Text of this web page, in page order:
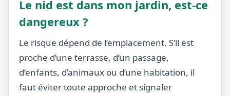
Le nid est dans mon jardin, est-ce
dangereux ?
Le risque dépend de l’emplacement. S’il est
proche d’une terrasse, d’un passage,
d’enfants, d’animaux ou d’une habitation, il
faut éviter toute approche et signaler